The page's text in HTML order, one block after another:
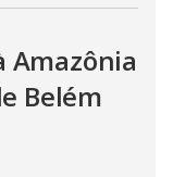
Amazônia
Belém